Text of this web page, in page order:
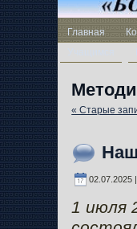
Главная
« Старые
02.07.2025 |
1 июля